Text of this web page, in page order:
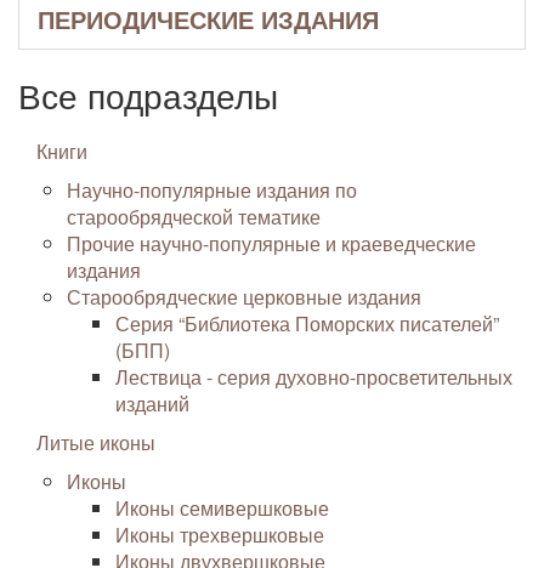
ПЕРИОДИЧЕСКИЕ ИЗДАНИЯ
Все подразделы
Книги
Научно-популярные издания по
старообрядческой тематике
Прочие научно-популярные и краеведческие
издания
Старообрядческие церковные издания
Серия “Библиотека Поморских писателей”
(БПП)
Лествица - серия духовно-просветительных
изданий
Литые иконы
Иконы
Иконы семивершковые
Иконы трехвершковые
Иконы двухвершковые